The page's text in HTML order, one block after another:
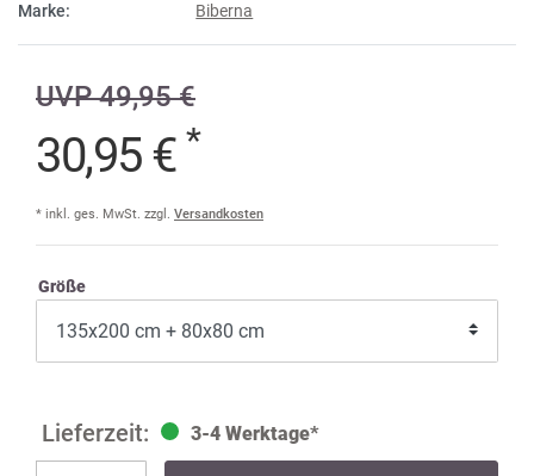
Marke:
Biberna
UVP 49,95 €
30,95 € *
* inkl. ges. MwSt. zzgl. Versandkosten
Größe
3-4 Werktage*